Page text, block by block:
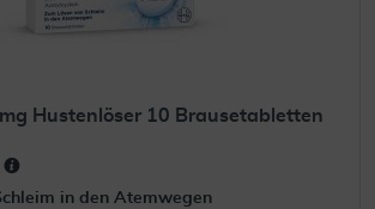
Hustenlöser 10 Brausetabletten
in den Atemwegen